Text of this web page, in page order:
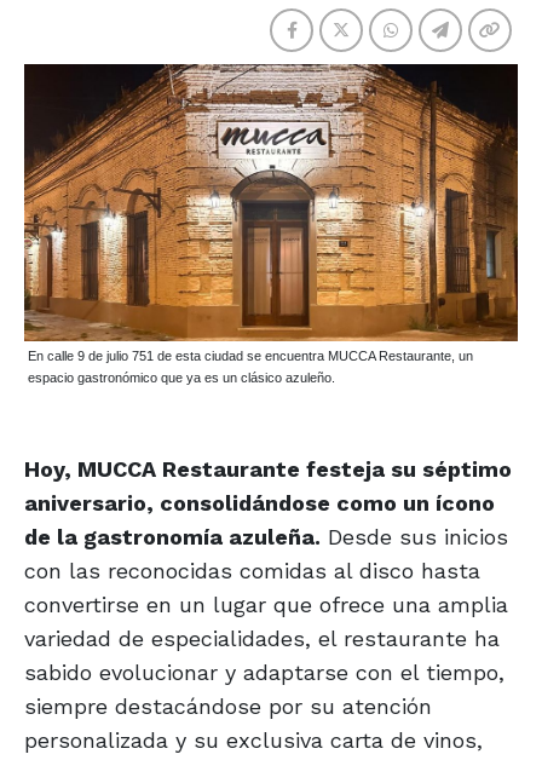
En calle 9 de julio 751 de esta ciudad se encuentra MUCCA Restaurante, un
espacio gastronómico que ya es un clásico azuleño.
Hoy, MUCCA Restaurante festeja su séptimo
aniversario, consolidándose como un ícono
de la gastronomía azuleña. Desde sus inicios
con las reconocidas comidas al disco hasta
convertirse en un lugar que ofrece una amplia
variedad de especialidades, el restaurante ha
sabido evolucionar y adaptarse con el tiempo,
siempre destacándose por su atención
personalizada y su exclusiva carta de vinos,